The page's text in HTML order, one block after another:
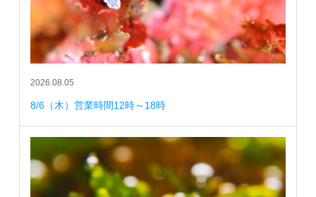
2026.08.05
8/6（木）営業時間12時～18時